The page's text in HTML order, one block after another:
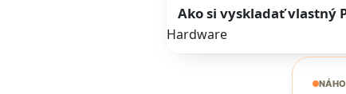
Ako si vyskladať vlastný
Hardware